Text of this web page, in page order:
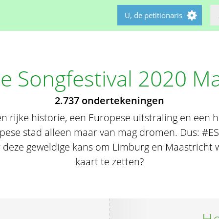
U, de petitionaris
Songfestival 2020
2.737 ondertekeningen
rijke historie, een Europese uitstraling en een
stad alleen maar van mag dromen. Dus:
geweldige kans om Limburg en Maastricht
kaart te zetten?